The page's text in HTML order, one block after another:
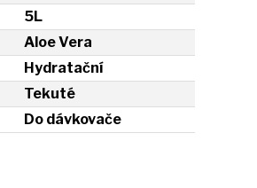
5L
Aloe Vera
Hydratační
Tekuté
Do dávkovače